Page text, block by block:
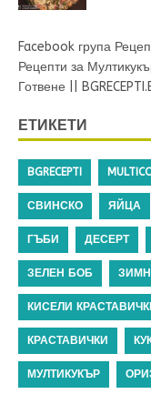
Facebook група
Рецепти за
Готвене
ЕТИКЕТИ
BGRECEPTI
СВИНСКО ЯЙЦА
ГЪБИ ДЕСЕРТ
ЗЕЛЕН БОБ
КИСЕЛИ
КРАСТАВИЧКИ
МУЛТИКУКЪР